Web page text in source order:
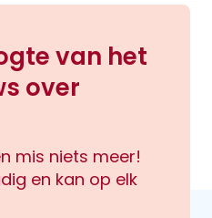
van het
over
mis niets meer!
en kan op elk